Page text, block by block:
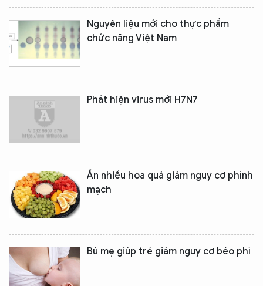
Nguyên liệu mới cho thực phẩm
chức năng Việt Nam
Phát hiện virus mới H7N7
Ăn nhiều hoa quả giảm nguy cơ phình
mạch
Bú mẹ giúp trẻ giảm nguy cơ béo phì